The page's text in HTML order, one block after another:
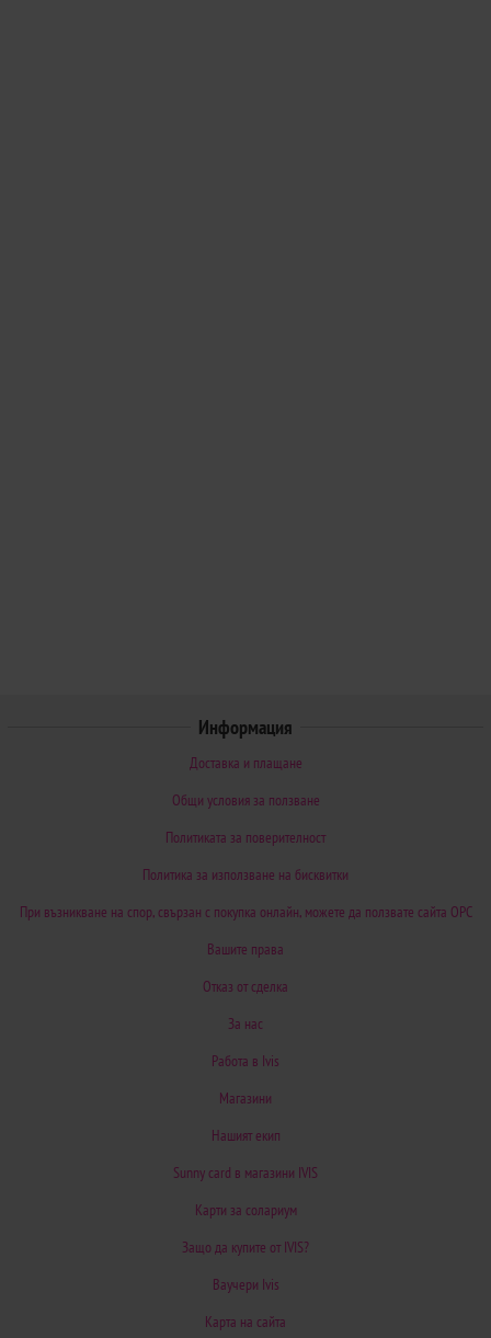
Информация
Доставка и плащане
Общи условия за ползване
Политиката за поверителност
Политика за използване на бисквитки
При възникване на спор, свързан с покупка онлайн, можете да ползвате сайта ОРС
Вашите права
Отказ от сделка
За нас
Работа в Ivis
Магазини
Нашият екип
Sunny card в магазини IVIS
Карти за солариум
Защо да купите от IVIS?
Ваучери Ivis
Карта на сайта